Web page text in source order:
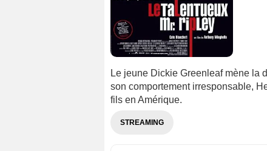
Le jeune Dickie Greenleaf mène la
son comportement irresponsable,
fils en Amérique.
STREAMING